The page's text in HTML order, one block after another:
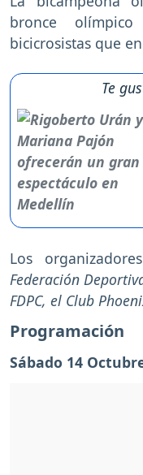
bronce olímpico
bicicrosistas que
Te
Los
Federación
FDPC, el Club
Programación
Sábado 14